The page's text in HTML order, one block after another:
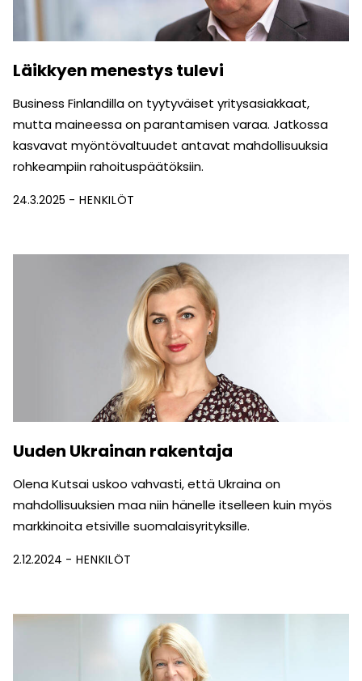
Läikkyen menestys tulevi
Business Finlandilla on tyytyväiset yritysasiakkaat,
mutta maineessa on parantamisen varaa. Jatkossa
kasvavat myöntövaltuudet antavat mahdollisuuksia
rohkeampiin rahoituspäätöksiin.
24.3.2025 HENKILÖT
Uuden Ukrainan rakentaja
Olena Kutsai uskoo vahvasti, että Ukraina on
mahdollisuuksien maa niin hänelle itselleen kuin myös
markkinoita etsiville suomalaisyrityksille.
2.12.2024 HENKILÖT